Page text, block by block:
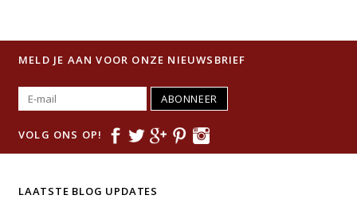
MELD JE AAN VOOR ONZE NIEUWSBRIEF
ABONNEER
VOLG ONS OP!
LAATSTE BLOG UPDATES